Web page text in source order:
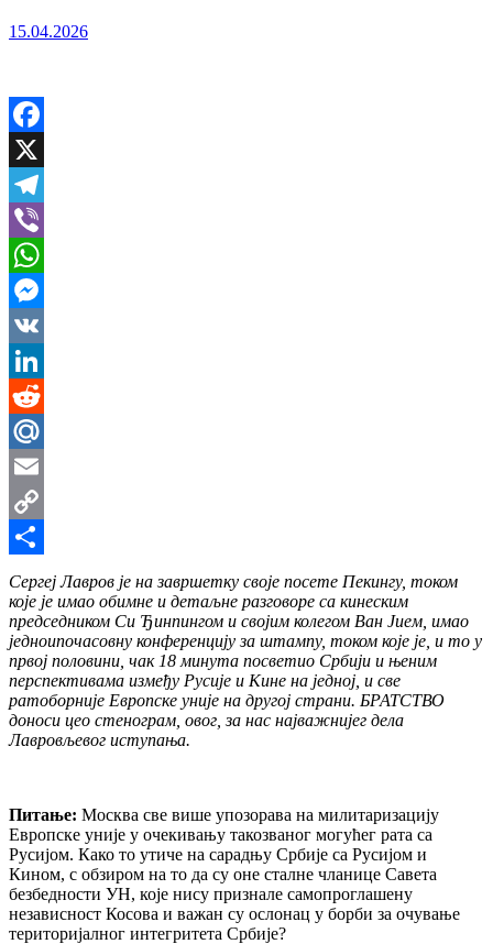
15.04.2026
Facebook
X
Telegram
Viber
WhatsApp
Messenger
VK
LinkedIn
Reddit
Mail.Ru
Email
Copy
Link
Share
Сергеј Лавров је на завршетку своје посете Пекингу, током
које је имао обимне и детаљне разговоре са кинеским
председником Си Ђинпингом и својим колегом Ван Јием, имао
једноипочасовну конференцију за штампу, током које је, и то у
првој половини, чак 18 минута посветио Србији и њеним
перспективама између Русије и Кине на једној, и све
ратоборније Европске уније на другој страни. БРАТСТВО
доноси цео стенограм, овог, за нас најважнијег дела
Лавровљевог иступања.
Питање: Москва све више упозорава на милитаризацију
Европске уније у очекивању такозваног могућег рата са
Русијом. Како то утиче на сарадњу Србије са Русијом и
Кином, с обзиром на то да су оне сталне чланице Савета
безбедности УН, које нису признале самопроглашену
независност Косова и важан су ослонац у борби за очување
територијалног интегритета Србије?